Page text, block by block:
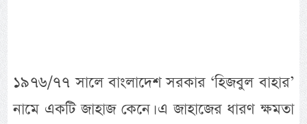
১৯৭৬/৭৭ সালে বাংলাদেশ সরকার ‘হিজবুল বাহার’
নামে একটি জাহাজ কেনে। এ জাহাজের ধারণ ক্ষমতা